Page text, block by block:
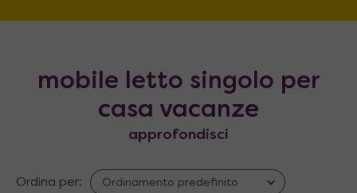
mobile letto singolo per
casa vacanze
approfondisci
Ordina per: